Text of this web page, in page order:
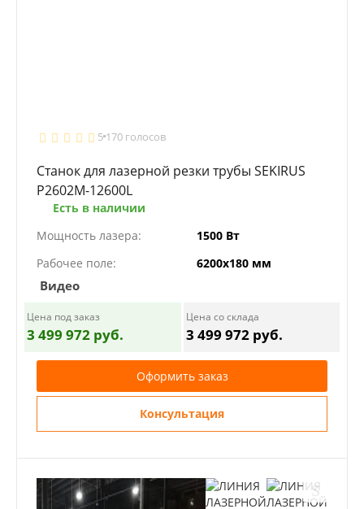
5 170 голосов
Станок для лазерной резки трубы SEKIRUS
P2602M-12600L
Есть в наличии
Мощность лазера:
1500 Вт
Рабочее поле:
6200х180 мм
Видео
Цена под заказ
3 499 972 руб.
Цена со склада
3 499 972 руб.
Оформить заказ
Консультация